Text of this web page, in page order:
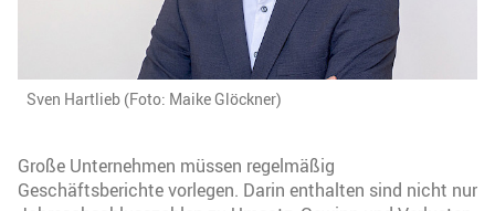
Sven Hartlieb (Foto: Maike Glöckner)
Große Unternehmen müssen regelmäßig
Geschäftsberichte vorlegen. Darin enthalten sind nicht nur